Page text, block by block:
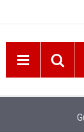
İzmir